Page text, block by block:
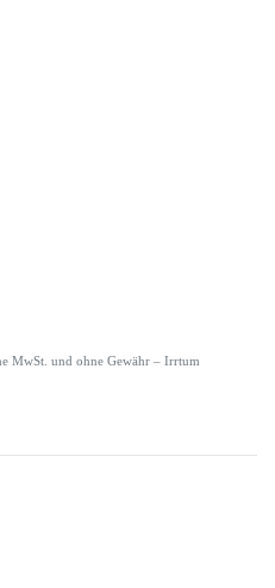
MwSt. und ohne Gewähr – Irrtum